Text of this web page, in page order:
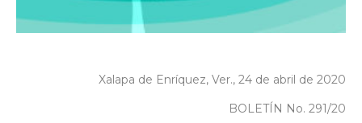
Xalapa de Enríquez, Ver., 24 de abril de 2020
BOLETÍN No. 291/20